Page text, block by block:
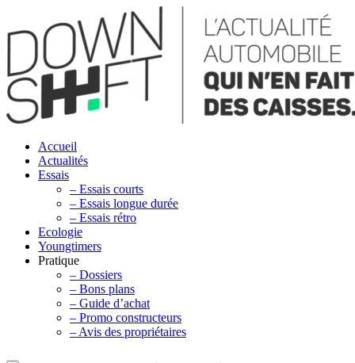
Accueil
Actualités
Essais
– Essais courts
– Essais longue durée
– Essais rétro
Ecologie
Youngtimers
Pratique
– Dossiers
– Bons plans
– Guide d’achat
– Promo constructeurs
– Avis des propriétaires